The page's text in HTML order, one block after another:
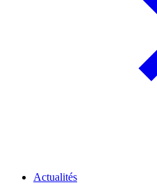
Actualités